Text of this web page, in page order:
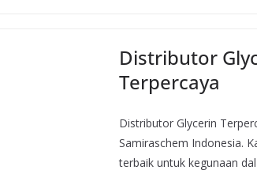
Distributor
Terpercaya
Distributor Glycerin
Samiraschem Indonesia.
terbaik untuk kegunaan